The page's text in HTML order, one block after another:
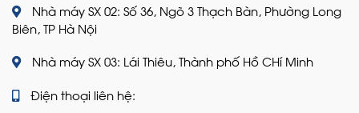
Nhà máy SX 02: Số 36, Ngõ 3 Thạch Bàn, Phường Long
Biên, TP Hà Nội
Nhà máy SX 03: Lái Thiêu, Thành phố Hồ CHí Minh
Điện thoại liên hệ: